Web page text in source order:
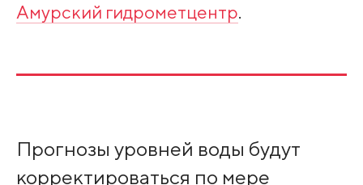
Амурский гидрометцентр.
Прогнозы уровней воды будут
корректироваться по мере